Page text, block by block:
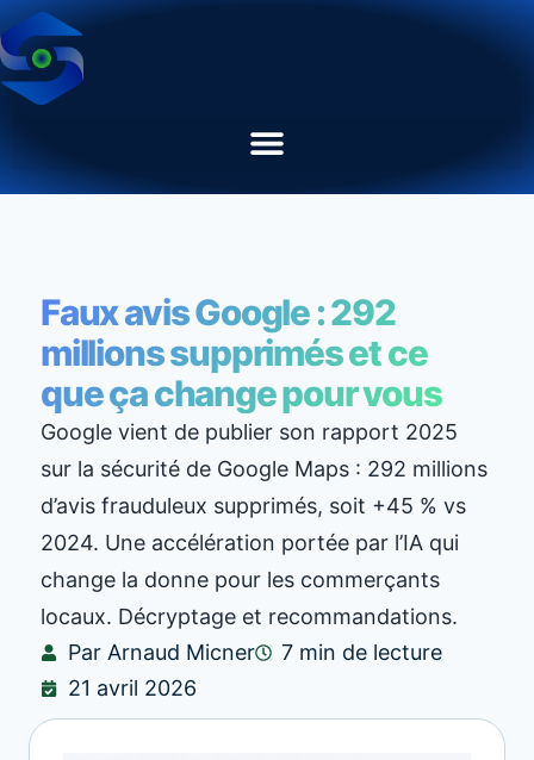
Faux avis Google : 292
millions supprimés et ce
que ça change pour vous
Google vient de publier son rapport 2025
sur la sécurité de Google Maps : 292 millions
d’avis frauduleux supprimés, soit +45 % vs
2024. Une accélération portée par l’IA qui
change la donne pour les commerçants
locaux. Décryptage et recommandations.
Par Arnaud Micner
7 min de lecture
21 avril 2026